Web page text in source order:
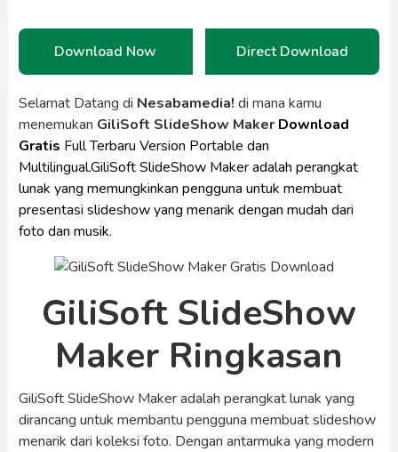
Download Now Direct Download
Selamat Datang di Nesabamedia! di mana kamu
menemukan GiliSoft SlideShow Maker Download
Gratis Full Terbaru Version Portable dan
Multilingual.GiliSoft SlideShow Maker adalah perangkat
lunak yang memungkinkan pengguna untuk membuat
presentasi slideshow yang menarik dengan mudah dari
foto dan musik.
GiliSoft SlideShow
Maker Ringkasan
GiliSoft SlideShow Maker adalah perangkat lunak yang
dirancang untuk membantu pengguna membuat slideshow
menarik dari koleksi foto. Dengan antarmuka yang modern